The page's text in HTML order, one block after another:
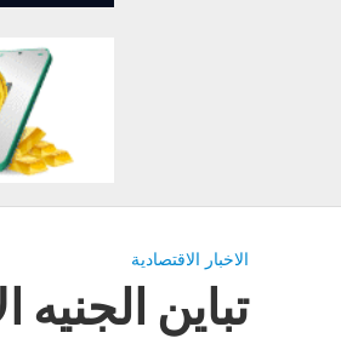
الاخبار الاقتصادية
تباين الجنيه